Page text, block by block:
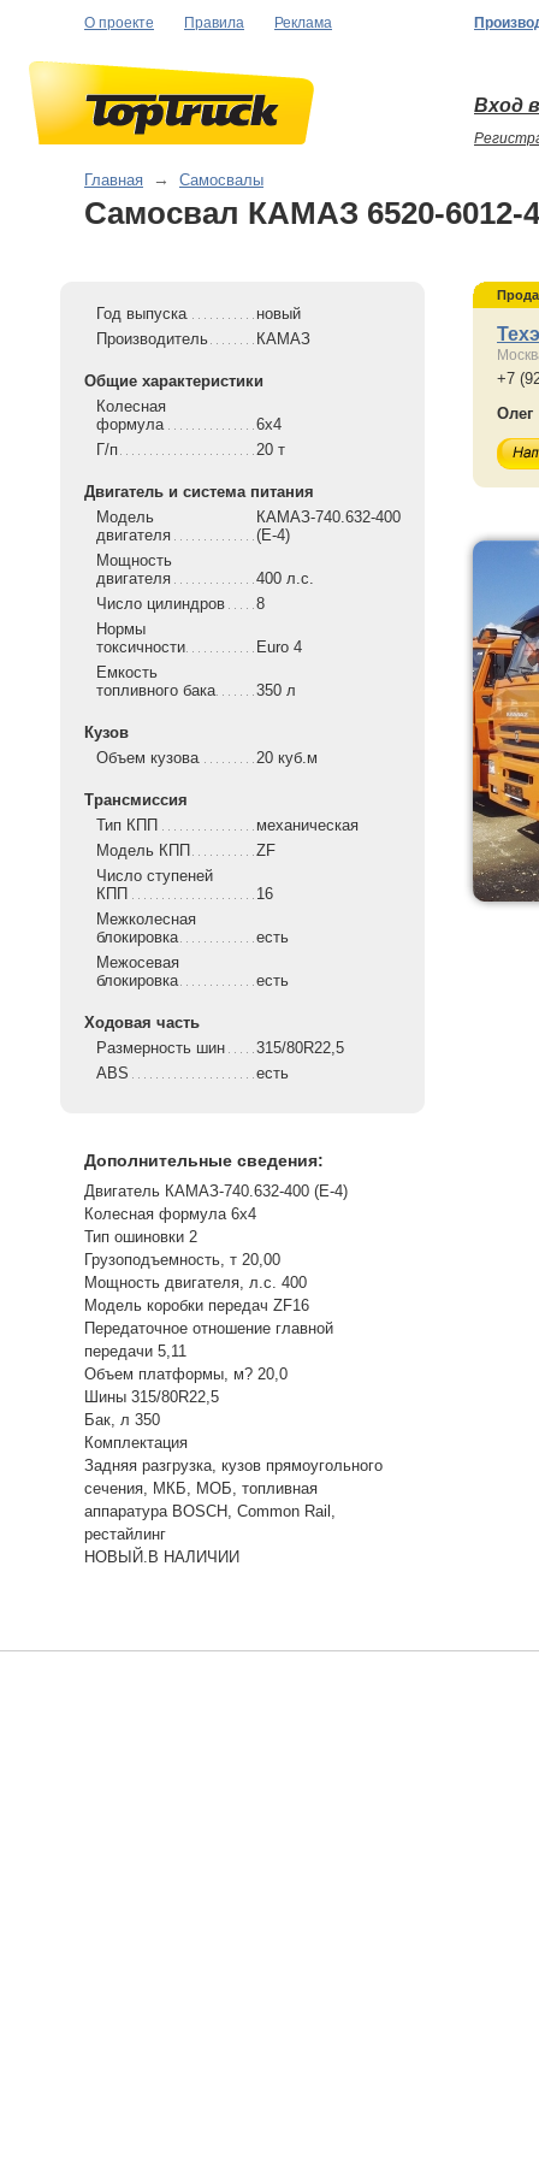
О проекте Правила Реклама
Вход
Главная → Самосвалы
Самосвал КАМАЗ 6520-6012-
Год выпуска
новый
Производитель
КАМАЗ
Общие характеристики
Колесная
формула
6x4
Г/п
20 т
Двигатель и система питания
Модель
двигателя
КАМАЗ-740.632-400
(E-4)
Мощность
двигателя
400 л.с.
Число цилиндров
8
Нормы
токсичности
Euro 4
Емкость
топливного бака
350 л
Кузов
Объем кузова
20 куб.м
Трансмиссия
Тип КПП
механическая
Модель КПП
ZF
Число ступеней
КПП
16
Межколесная
блокировка
есть
Межосевая
блокировка
есть
Ходовая часть
Размерность шин
315/80R22,5
ABS
есть
Дополнительные сведения:
Двигатель КАМАЗ-740.632-400 (E-4)
Колесная формула 6х4
Тип ошиновки 2
Грузоподъемность, т 20,00
Мощность двигателя, л.с. 400
Модель коробки передач ZF16
Передаточное отношение главной
передачи 5,11
Объем платформы, м? 20,0
Шины 315/80R22,5
Бак, л 350
Комплектация
Задняя разгрузка, кузов прямоугольного
сечения, МКБ, МОБ, топливная
аппаратура BOSCH, Common Rail,
рестайлинг
НОВЫЙ.В НАЛИЧИИ
+7
Олег